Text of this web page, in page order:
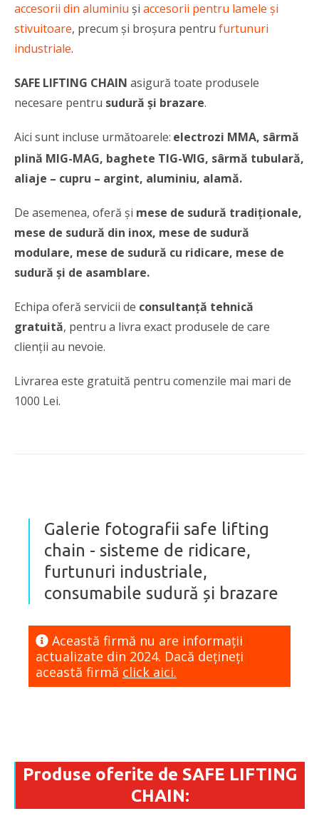
accesorii din aluminiu și accesorii pentru lamele și
stivuitoare, precum și broșura pentru furtunuri
industriale.
SAFE LIFTING CHAIN asigură toate produsele
necesare pentru sudură și brazare.
Aici sunt incluse următoarele: electrozi MMA, sârmă
plină MIG-MAG, baghete TIG-WIG, sârmă tubulară,
aliaje – cupru – argint, aluminiu, alamă.
De asemenea, oferă și mese de sudură tradiționale,
mese de sudură din inox, mese de sudură
modulare, mese de sudură cu ridicare, mese de
sudură și de asamblare.
Echipa oferă servicii de consultanță tehnică
gratuită, pentru a livra exact produsele de care
clienții au nevoie.
Livrarea este gratuită pentru comenzile mai mari de
1000 Lei.
Galerie fotografii safe lifting
chain - sisteme de ridicare,
furtunuri industriale,
consumabile sudură și brazare
Această firmă nu are informaţii
actualizate din 2024. Dacă dețineți
această firmă click aici.
Produse oferite de SAFE LIFTING
CHAIN: